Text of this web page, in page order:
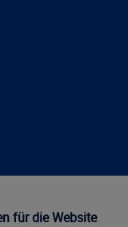
für die Website